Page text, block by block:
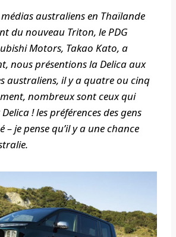
médias australiens en Thaïlande
du nouveau Triton, le PDG
Motors, Takao Kato, a
nous présentions la Delica aux
australiens, il y a quatre ou cinq
nombreux sont ceux qui
! les préférences des gens
je pense qu’il y a une chance